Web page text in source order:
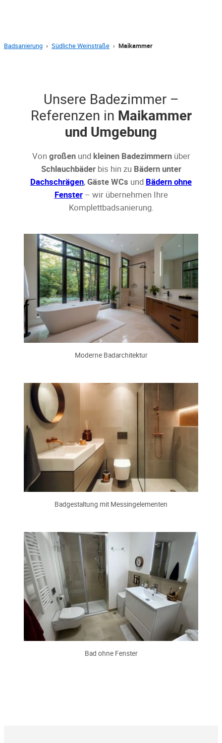
Badsanierung › Südliche Weinstraße › Maikammer
Unsere Badezimmer –
Referenzen in Maikammer
und Umgebung
Von großenund kleinen Badezimmernüber
Schlauchbäderbis hin zu Bädern unter
Dachschrägen,Gäste WCs und Bädern ohne
Fenster– wir übernehmen Ihre
Komplettbadsanierung.
Moderne Badarchitektur
Badgestaltung mit Messingelementen
Bad ohne Fenster